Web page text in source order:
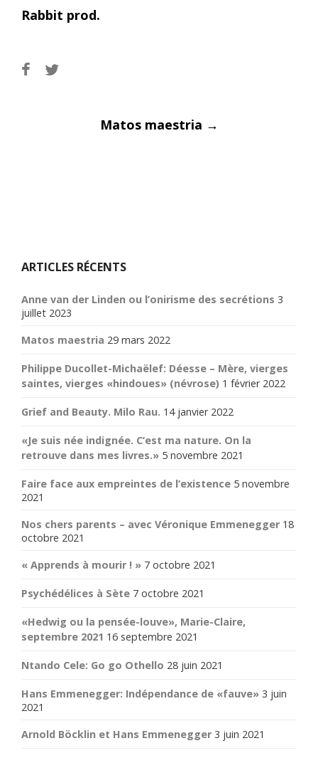
Rabbit prod.
Post
Matos maestria →
ARTICLES RÉCENTS
Anne van der Linden ou l’onirisme des secrétions 3
juillet 2023
Matos maestria 29 mars 2022
Philippe Ducollet-Michaëlef: Déesse – Mère, vierges
saintes, vierges «hindoues» (névrose) 1 février 2022
Grief and Beauty. Milo Rau. 14 janvier 2022
«Je suis née indignée. C’est ma nature. On la
retrouve dans mes livres.» 5 novembre 2021
Faire face aux empreintes de l’existence 5 novembre
2021
Nos chers parents – avec Véronique Emmenegger 18
octobre 2021
« Apprends à mourir ! » 7 octobre 2021
Psychédélices à Sète 7 octobre 2021
«Hedwig ou la pensée-louve», Marie-Claire,
septembre 2021 16 septembre 2021
Ntando Cele: Go go Othello 28 juin 2021
Hans Emmenegger: Indépendance de «fauve» 3 juin
2021
Arnold Böcklin et Hans Emmenegger 3 juin 2021